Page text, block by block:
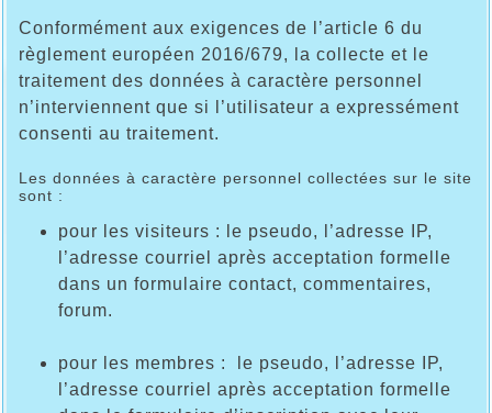
Conformément aux exigences de l’article 6 du
règlement européen 2016/679, la collecte et le
traitement des données à caractère personnel
n’interviennent que si l’utilisateur a expressément
consenti au traitement.
Les données à caractère personnel collectées sur le site
sont :
pour les visiteurs : le pseudo, l’adresse IP,
l’adresse courriel après acceptation formelle
dans un formulaire contact, commentaires,
forum.
pour les membres : le pseudo, l’adresse IP,
l’adresse courriel après acceptation formelle